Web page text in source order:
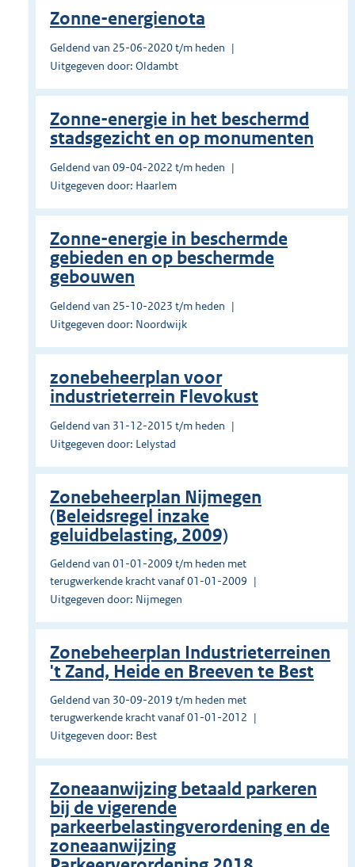
Zonne-energienota
Geldend van 25-06-2020 t/m heden
Uitgegeven door: Oldambt
Zonne-energie in het beschermd
stadsgezicht en op monumenten
Geldend van 09-04-2022 t/m heden
Uitgegeven door: Haarlem
Zonne-energie in beschermde
gebieden en op beschermde
gebouwen
Geldend van 25-10-2023 t/m heden
Uitgegeven door: Noordwijk
zonebeheerplan voor
industrieterrein Flevokust
Geldend van 31-12-2015 t/m heden
Uitgegeven door: Lelystad
Zonebeheerplan Nijmegen
(Beleidsregel inzake
geluidbelasting, 2009)
Geldend van 01-01-2009 t/m heden met
terugwerkende kracht vanaf 01-01-2009
Uitgegeven door: Nijmegen
Zonebeheerplan Industrieterreinen
't Zand, Heide en Breeven te Best
Geldend van 30-09-2019 t/m heden met
terugwerkende kracht vanaf 01-01-2012
Uitgegeven door: Best
Zoneaanwijzing betaald parkeren
bij de vigerende
parkeerbelastingverordening en de
zoneaanwijzing